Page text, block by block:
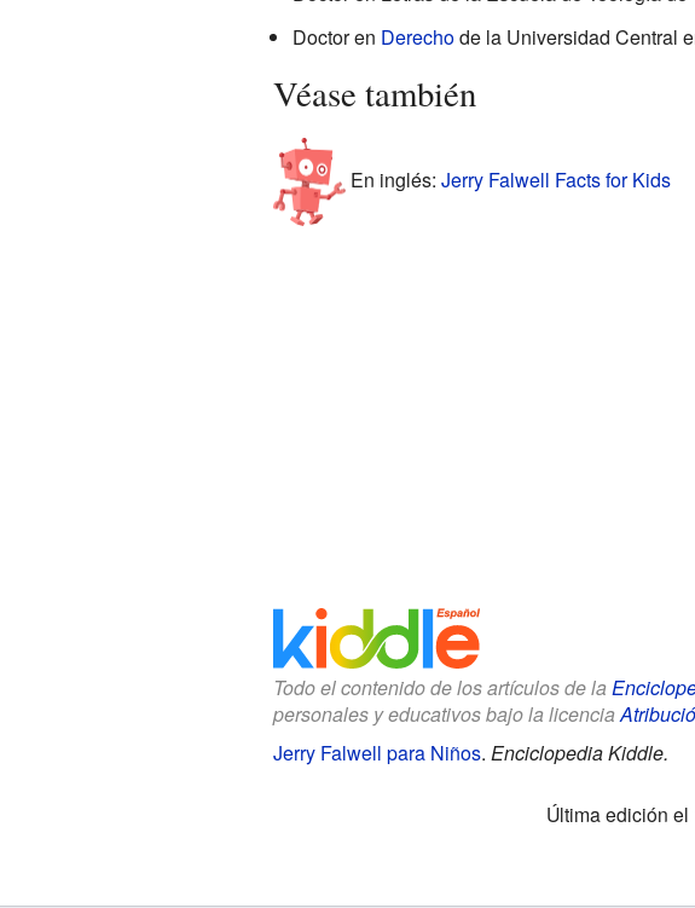
Doctor en Derechode la Universidad Central
Véase también
En inglés: Jerry Falwell Facts for Kids
Todo el contenido de los artículos de la
personales y educativos bajo la licencia
Jerry Falwell para Niños. Enciclopedia Kiddle.
Última edición